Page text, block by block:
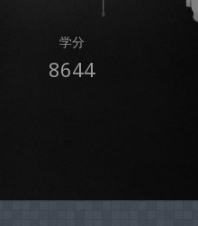
学分
8644